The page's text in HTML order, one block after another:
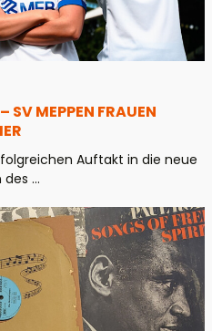
SV MEPPEN FRAUEN
Auftakt in die neue
...